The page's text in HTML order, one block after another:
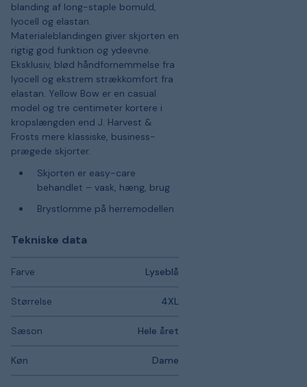
blanding af long-staple bomuld,
lyocell og elastan.
Materialeblandingen giver skjorten en
rigtig god funktion og ydeevne.
Eksklusiv, blød håndfornemmelse fra
lyocell og ekstrem strækkomfort fra
elastan. Yellow Bow er en casual
model og tre centimeter kortere i
kropslængden end J. Harvest &
Frosts mere klassiske, business-
prægede skjorter.
Skjorten er easy-care
behandlet – vask, hæng, brug
Brystlomme på herremodellen
Tekniske data
Farve Lyseblå
Størrelse 4XL
Sæson Hele året
Køn Dame